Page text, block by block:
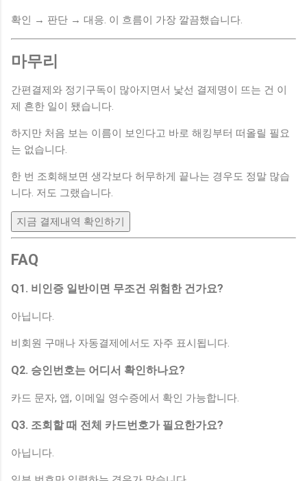
확인 → 판단 → 대응. 이 흐름이 가장 깔끔했습니다.
마무리
간편결제와 정기구독이 많아지면서 낯선 결제명이 뜨는 건 이
제 흔한 일이 됐습니다.
하지만 처음 보는 이름이 보인다고 바로 해킹부터 떠올릴 필요
는 없습니다.
한 번 조회해보면 생각보다 허무하게 끝나는 경우도 정말 많습
니다. 저도 그랬습니다.
지금 결제내역 확인하기
FAQ
Q1. 비인증 일반이면 무조건 위험한 건가요?
아닙니다.
비회원 구매나 자동결제에서도 자주 표시됩니다.
Q2. 승인번호는 어디서 확인하나요?
카드 문자, 앱, 이메일 영수증에서 확인 가능합니다.
Q3. 조회할 때 전체 카드번호가 필요한가요?
아닙니다.